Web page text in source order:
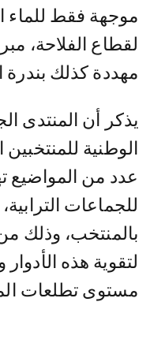
موجهة فقط للماء
لقطاع الفلاحة،
مهددة كذلك بندرة
يذكر أن المنتدى
الوطنية
عدد من المواضيع
للجماعات
بالمنتخب، وذلك
لتقوية هذه
مستوى تطلعات